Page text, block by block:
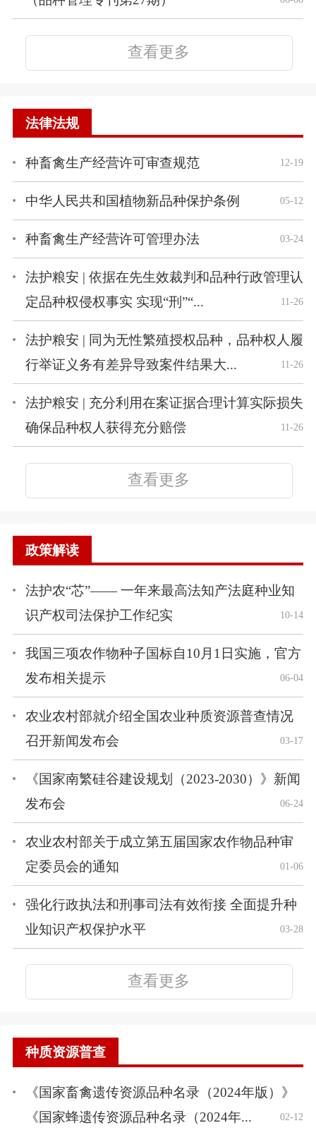
查看更多
法律法规
种畜禽生产经营许可审查规范 12-19
中华人民共和国植物新品种保护条例 05-12
种畜禽生产经营许可管理办法 03-24
法护粮安 | 依据在先生效裁判和品种行政管理认
定品种权侵权事实 实现“刑”“...
11-26
法护粮安 | 同为无性繁殖授权品种，品种权人履
行举证义务有差异导致案件结果大...
11-26
法护粮安 | 充分利用在案证据合理计算实际损失
确保品种权人获得充分赔偿
11-26
查看更多
政策解读
法护农“芯”—— 一年来最高法知产法庭种业知
识产权司法保护工作纪实
10-14
我国三项农作物种子国标自10月1日实施，官方
发布相关提示
06-04
农业农村部就介绍全国农业种质资源普查情况
召开新闻发布会
03-17
《国家南繁硅谷建设规划（2023-2030）》新闻
发布会
06-24
农业农村部关于成立第五届国家农作物品种审
定委员会的通知
01-06
强化行政执法和刑事司法有效衔接 全面提升种
业知识产权保护水平
03-28
查看更多
种质资源普查
《国家畜禽遗传资源品种名录（2024年版）》
《国家蜂遗传资源品种名录（2024年...
02-12